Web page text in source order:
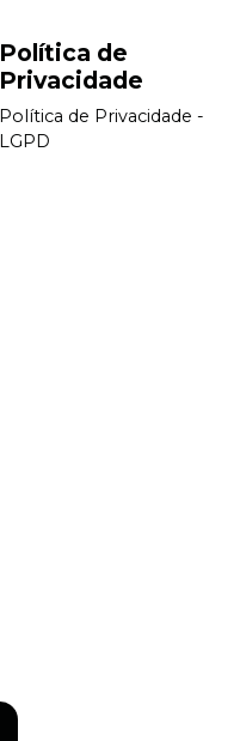
Política de
Privacidade
Política de Privacidade -
LGPD